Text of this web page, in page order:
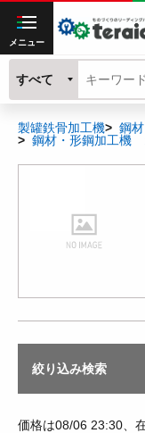
メニュー
すべて
製罐鉄骨加工機
鋼
鋼材・形鋼加工機
絞り込み検索
価格は08/06 23:30、